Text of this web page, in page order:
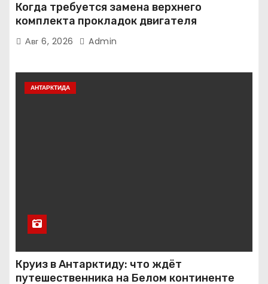
Когда требуется замена верхнего
комплекта прокладок двигателя
Авг 6, 2026 Admin
АНТАРКТИДА
Круиз в Антарктиду: что ждёт
путешественника на Белом континенте